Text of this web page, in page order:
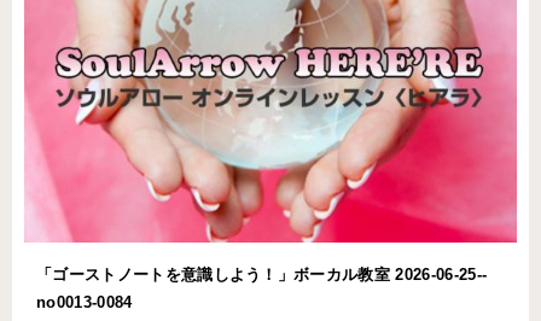
「ゴーストノートを意識しよう！」ボーカル教室 2026-06-25-­
no0013-­0084